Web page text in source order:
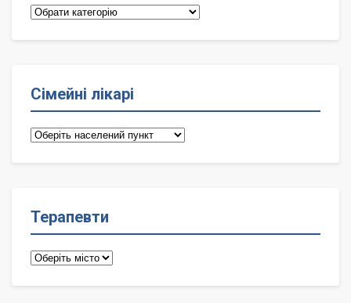
Категорії
Сімейні лікарі
Сімейні
Терапевти
Терапевти